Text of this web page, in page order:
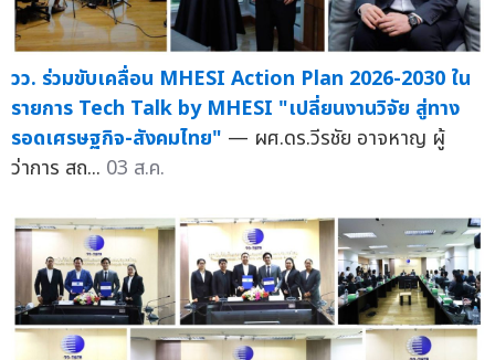
วว. ร่วมขับเคลื่อน MHESI Action Plan 2026-2030 ใน
รายการ Tech Talk by MHESI "เปลี่ยนงานวิจัย สู่ทาง
รอดเศรษฐกิจ-สังคมไทย" — ผศ.ดร.วีรชัย อาจหาญ ผู้
ว่าการ สถ... 03 ส.ค.